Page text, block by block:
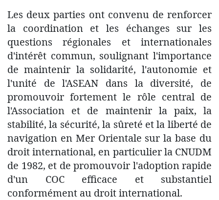
Les deux parties ont convenu de renforcer
la coordination et les échanges sur les
questions régionales et internationales
d'intérêt commun, soulignant l'importance
de maintenir la solidarité, l'autonomie et
l'unité de l'ASEAN dans la diversité, de
promouvoir fortement le rôle central de
l'Association et de maintenir la paix, la
stabilité, la sécurité, la sûreté et la liberté de
navigation en Mer Orientale sur la base du
droit international, en particulier la CNUDM
de 1982, et de promouvoir l'adoption rapide
d'un COC efficace et substantiel
conformément au droit international.